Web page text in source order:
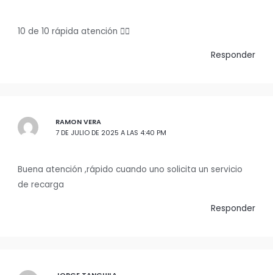
10 de 10 rápida atención ✌🏾
Responder
RAMON VERA
7 DE JULIO DE 2025 A LAS 4:40 PM
Buena atención ,rápido cuando uno solicita un servicio
de recarga
Responder